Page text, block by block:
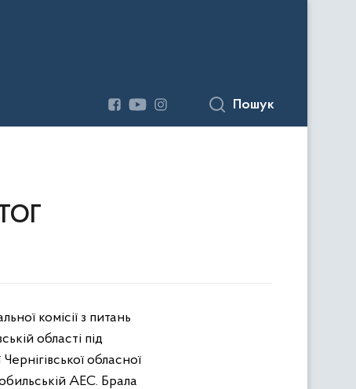
Пошук
комісії з питань
області під
обласної
АЕС. Брала